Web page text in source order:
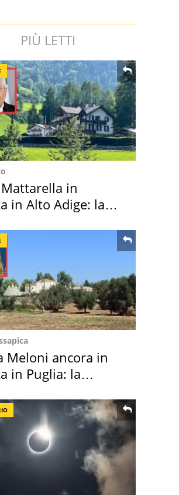
PIÙ LETTI
in
in Alto Adige: la
Meloni ancora in
in Puglia: la